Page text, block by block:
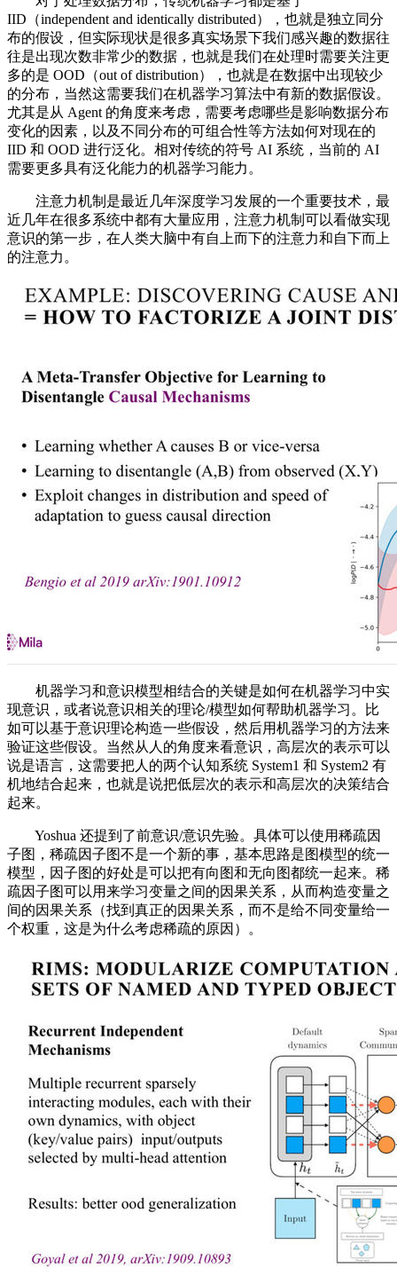
IID（independent and identically distributed），也就是独立同分
布的假设，但实际现状是很多真实场景下我们感兴趣的数据往
往是出现次数非常少的数据，也就是我们在处理时需要关注更
多的是 OOD（out of distribution），也就是在数据中出现较少
的分布，当然这需要我们在机器学习算法中有新的数据假设。
尤其是从 Agent 的角度来考虑，需要考虑哪些是影响数据分布
变化的因素，以及不同分布的可组合性等方法如何对现在的
IID 和 OOD 进行泛化。相对传统的符号 AI 系统，当前的 AI
需要更多具有泛化能力的机器学习能力。
注意力机制是最近几年深度学习发展的一个重要技术，最
近几年在很多系统中都有大量应用，注意力机制可以看做实现
意识的第一步，在人类大脑中有自上而下的注意力和自下而上
的注意力。
机器学习和意识模型相结合的关键是如何在机器学习中实
现意识，或者说意识相关的理论/模型如何帮助机器学习。比
如可以基于意识理论构造一些假设，然后用机器学习的方法来
验证这些假设。当然从人的角度来看意识，高层次的表示可以
说是语言，这需要把人的两个认知系统 System1 和 System2 有
机地结合起来，也就是说把低层次的表示和高层次的决策结合
起来。
Yoshua 还提到了前意识/意识先验。具体可以使用稀疏因
子图，稀疏因子图不是一个新的事，基本思路是图模型的统一
模型，因子图的好处是可以把有向图和无向图都统一起来。稀
疏因子图可以用来学习变量之间的因果关系，从而构造变量之
间的因果关系（找到真正的因果关系，而不是给不同变量给一
个权重，这是为什么考虑稀疏的原因）。